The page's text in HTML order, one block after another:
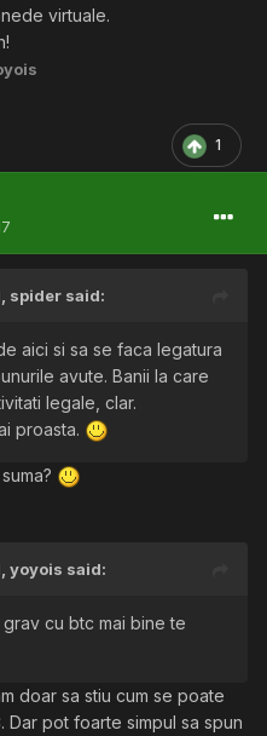
virtuale.
1
spider said:
aici si sa se faca legatura
avute. Banii la care
legale, clar.
proasta.
yoyois said:
cu btc mai bine te
doar sa stiu cum se poate
Dar pot foarte simpul sa spun